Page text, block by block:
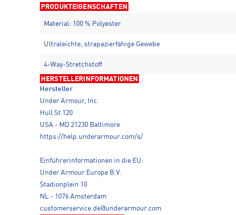
PRODUKTEIGENSCHAFTEN
Material: 100 % Polyester
Ultraleichte, strapazierfähige Gewebe
4-Way-Stretchstoff
HERSTELLERINFORMATIONEN
Hersteller
Under Armour, Inc.
Hull St 120
USA - MD 21230 Baltimore
https://help.underarmour.com/s/
Einführerinformationen in die EU:
Under Armour Europe B.V.
Stadionplein 10
NL - 1076 Amsterdam
customerservice.de@underarmour.com